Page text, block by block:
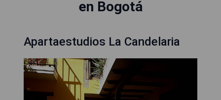
en Bogotá
Apartaestudios La Candelaria